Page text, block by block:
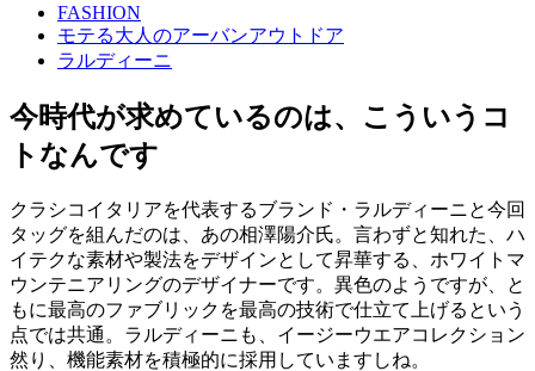
FASHION
モテる大人のアーバンアウトドア
ラルディーニ
今時代が求めているのは、こういうコ
トなんです
クラシコイタリアを代表するブランド・ラルディーニと今回
タッグを組んだのは、あの相澤陽介氏。言わずと知れた、ハ
イテクな素材や製法をデザインとして昇華する、ホワイトマ
ウンテニアリングのデザイナーです。異色のようですが、と
もに最高のファブリックを最高の技術で仕立て上げるという
点では共通。ラルディーニも、イージーウエアコレクション
然り、機能素材を積極的に採用していますしね。